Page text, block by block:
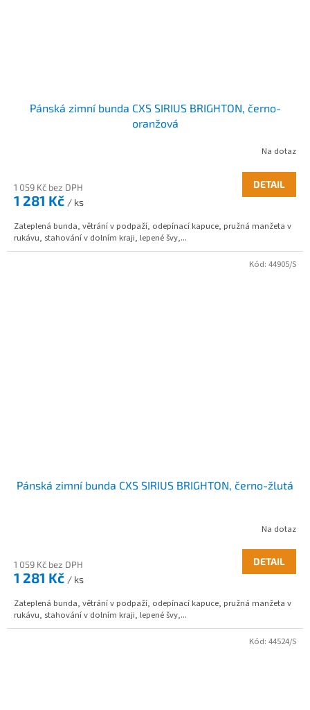
Pánská zimní bunda CXS SIRIUS BRIGHTON, černo-
oranžová
Na dotaz
1 059 Kč bez DPH
1 281 Kč / ks
DETAIL
Zateplená bunda, větrání v podpaží, odepínací kapuce, pružná manžeta v
rukávu, stahování v dolním kraji, lepené švy,...
Pánská zimní bunda CXS SIRIUS BRIGHTON, černo-žlutá
Na dotaz
1 059 Kč bez DPH
1 281 Kč / ks
DETAIL
Zateplená bunda, větrání v podpaží, odepínací kapuce, pružná manžeta v
rukávu, stahování v dolním kraji, lepené švy,...
Kód: 44905/S
Kód: 44524/S